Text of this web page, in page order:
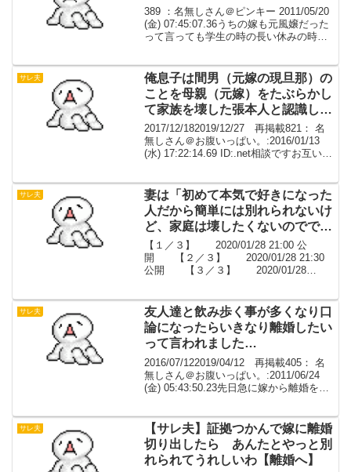
389 ：名無しさん＠ピンキー 2011/05/20
(金) 07:45:07.36うちの嫁も元風嬢だった
って言っても学生の時の長い休みの時限
料も良い職場があって、競争...
サレ夫
俺息子は間男（元嫁の現旦那）の
ことを母親（元嫁）をたぶらかし
て家族を壊した張本人と認識して
いる
2017/12/182019/12/27 再掲載821： 名
無しさん＠お腹いっぱい。:2016/01/13
(水) 17:22:14.69 ID:.net相談ですお互い子
サレ夫
妻は「初めて本気で好きになった
人だから簡単には別れられないけ
ど、家庭は壊したくないのででき
れば仮面夫婦でもいい」【２／
３】
【１／３】 2020/01/28 21:00 公
開 【２／３】 2020/01/28 21:30
公開 【３／３】 2020/01/28
サレ夫
友人達と飲み歩く事が多くなり口
論になったらいきなり離婚したい
って言われました…
2016/07/122019/04/12 再掲載405： 名
無しさん＠お腹いっぱい。:2011/06/24
(金) 05:43:50.23先日急に嫁から離婚を切
ぱい...
サレ夫
【サレ夫】証拠つかんで嫁に離婚
切り出したら あんたとやっと別
れられてうれしいわ【離婚へ】